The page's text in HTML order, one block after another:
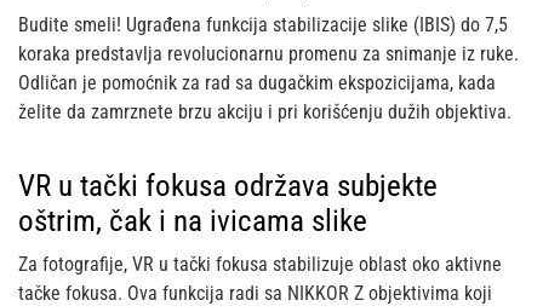
Budite smeli! Ugrađena funkcija stabilizacije slike (IBIS) do 7,5
koraka predstavlja revolucionarnu promenu za snimanje iz ruke.
Odličan je pomoćnik za rad sa dugačkim ekspozicijama, kada
želite da zamrznete brzu akciju i pri korišćenju dužih objektiva.
VR u tački fokusa održava subjekte
oštrim, čak i na ivicama slike
Za fotografije, VR u tački fokusa stabilizuje oblast oko aktivne
tačke fokusa. Ova funkcija radi sa NIKKOR Z objektivima koji